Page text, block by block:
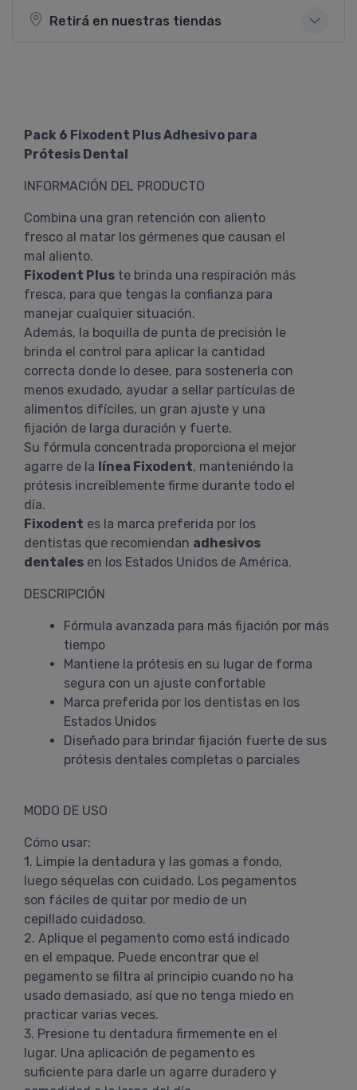
Retirá en nuestras tiendas
Pack 6 Fixodent Plus Adhesivo para
Prótesis Dental
INFORMACIÓN DEL PRODUCTO
Combina una gran retención con aliento
fresco al matar los gérmenes que causan el
mal aliento.
Fixodent Plus te brinda una respiración más
fresca, para que tengas la confianza para
manejar cualquier situación.
Además, la boquilla de punta de precisión le
brinda el control para aplicar la cantidad
correcta donde lo desee, para sostenerla con
menos exudado, ayudar a sellar partículas de
alimentos difíciles, un gran ajuste y una
fijación de larga duración y fuerte.
Su fórmula concentrada proporciona el mejor
agarre de la línea Fixodent, manteniéndo la
prótesis increíblemente firme durante todo el
día.
Fixodent es la marca preferida por los
dentistas que recomiendan adhesivos
dentales en los Estados Unidos de América.
DESCRIPCIÓN
Fórmula avanzada para más fijación por más
tiempo
Mantiene la prótesis en su lugar de forma
segura con un ajuste confortable
Marca preferida por los dentistas en los
Estados Unidos
Diseñado para brindar fijación fuerte de sus
prótesis dentales completas o parciales
MODO DE USO
Cómo usar:
1. Limpie la dentadura y las gomas a fondo,
luego séquelas con cuidado. Los pegamentos
son fáciles de quitar por medio de un
cepillado cuidadoso.
2. Aplique el pegamento como está indicado
en el empaque. Puede encontrar que el
pegamento se filtra al principio cuando no ha
usado demasiado, así que no tenga miedo en
practicar varias veces.
3. Presione tu dentadura firmemente en el
lugar. Una aplicación de pegamento es
suficiente para darle un agarre duradero y